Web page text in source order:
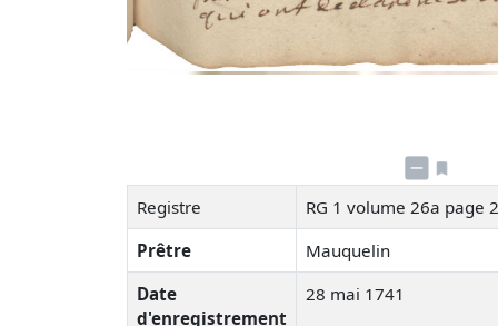
Registre
RG 1 volume 26a page
Prêtre
Mauquelin
Date
d'enregistrement
28 mai 1741